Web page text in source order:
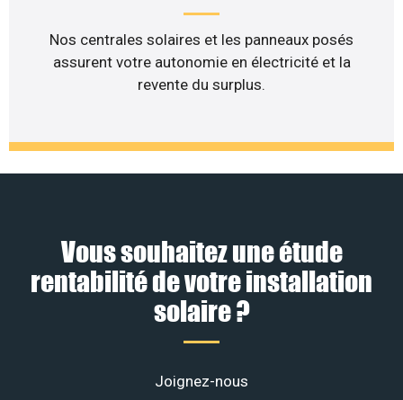
Nos centrales solaires et les panneaux posés
assurent votre autonomie en électricité et la
revente du surplus.
Vous souhaitez une étude
rentabilité de votre installation
solaire ?
Joignez-nous